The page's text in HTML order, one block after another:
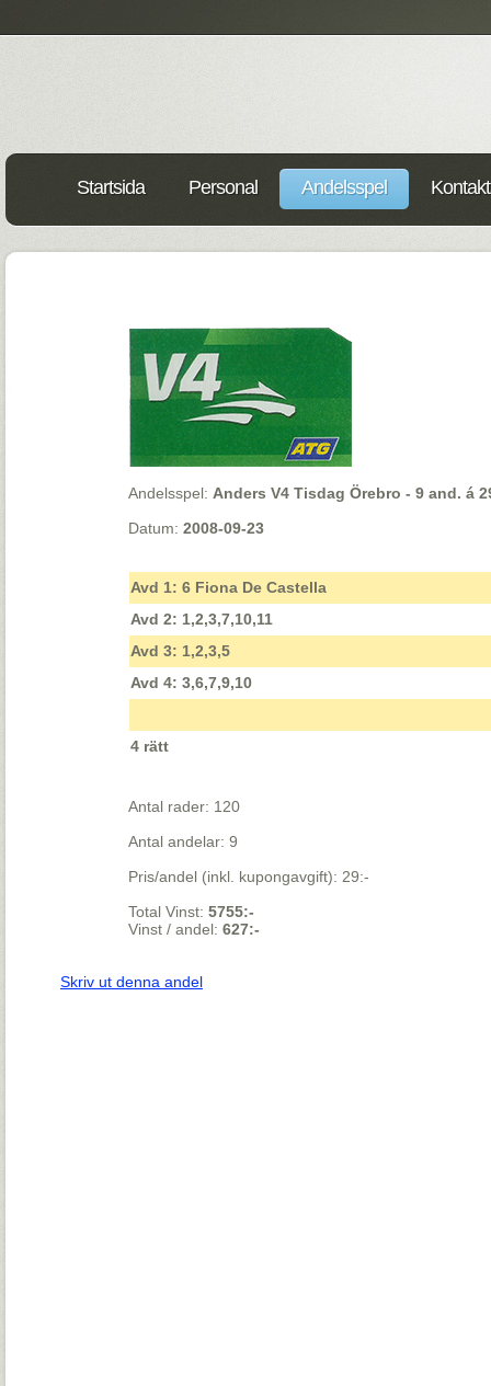
Startsida Personal Andelsspel
Andelsspel: Anders V4 Tisdag Örebro - 9 and. á
Datum:2008-09-23
Avd 1: 6 Fiona De Castella
Avd 2: 1,2,3,7,10,11
Avd 3: 1,2,3,5
Avd 4: 3,6,7,9,10
4 rätt
Antal rader: 120
Antal andelar: 9
Pris/andel (inkl. kupongavgift): 29:-
Total Vinst:5755:-
Vinst / andel:627:-
Skriv ut denna andel